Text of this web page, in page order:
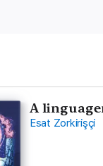
A
Esat Zorkirişçi